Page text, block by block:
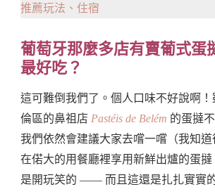
推薦玩法、住宿
葡萄牙那麼多店有賣葡式蛋
最好吃？
這可難倒我們了。個人口味不好說啊！
倫區的鼻祖店 Pastéis de Belém 的蛋撻
我們依然會建議大家去嚐一嚐（我知道
在偌大的用餐廳裡享用新鮮出爐的蛋
是開玩笑的 —— 而且這還是扎扎實實的